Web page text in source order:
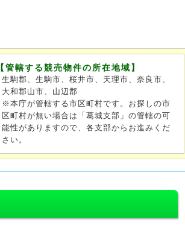
【管轄する競売物件の所在地域】
生駒郡、生駒市、桜井市、天理市、奈良市、
大和郡山市、山辺郡
※本庁が管轄する市区町村です。お探しの市
区町村が無い場合は「葛城支部」の管轄の可
能性がありますので、各支部からお進みくだ
さい。